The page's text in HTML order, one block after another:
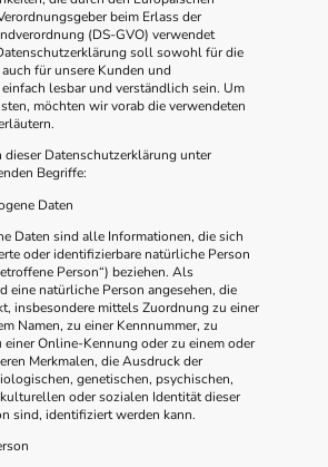
beim Erlass der
(DS-GVO) verwendet
soll sowohl für die
für unsere Kunden und
lesbar und verständlich sein. Um
möchten wir vorab die verwendeten
Datenschutzerklärung unter
Begriffe:
Daten
Daten sind alle Informationen, die sich
oder identifizierbare natürliche Person
Person“) beziehen. Als
eine natürliche Person angesehen, die
insbesondere mittels Zuordnung zu einer
Namen, zu einer Kennnummer, zu
einer Online-Kennung oder zu einem oder
Merkmalen, die Ausdruck der
genetischen, psychischen,
oder sozialen Identität dieser
sind, identifiziert werden kann.